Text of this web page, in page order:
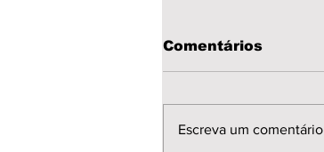
Comentários
Escreva um comentário